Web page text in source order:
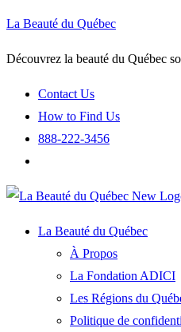
La Beauté du Québec
Découvrez la beauté du Québec
Contact Us
How to Find Us
888-222-3456
La Beauté du Québec
À Propos
La Fondation ADICI
Les Régions du
Politique de